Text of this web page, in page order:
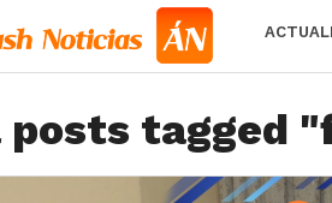
posts tagged